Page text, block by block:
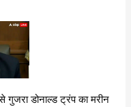
डोनाल्ड ट्रंप का मरीन